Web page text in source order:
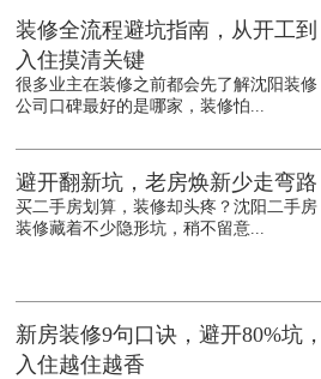
装修全流程避坑指南，从开工到
入住摸清关键
很多业主在装修之前都会先了解沈阳装修
公司口碑最好的是哪家，装修怕...
避开翻新坑，老房焕新少走弯路
买二手房划算，装修却头疼？沈阳二手房
装修藏着不少隐形坑，稍不留意...
新房装修9句口诀，避开80%坑，
入住越住越香